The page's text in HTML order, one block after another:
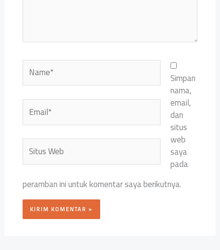
Name*
Email*
Situs
Web
Simpan
nama,
email,
dan
situs
web
saya
pada
peramban ini untuk komentar saya berikutnya.